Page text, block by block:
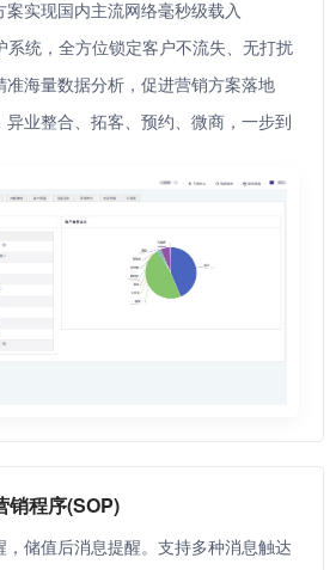
案实现国内主流网络毫秒级载入
系统，全方位锁定客户不流失、无打扰
准海量数据分析，促进营销方案落地
业整合、拓客、预约、微商，一步到
销程序(SOP)
，储值后消息提醒。支持多种消息触达